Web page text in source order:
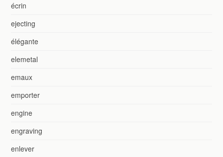
écrin
ejecting
élégante
elemetal
emaux
emporter
engine
engraving
enlever